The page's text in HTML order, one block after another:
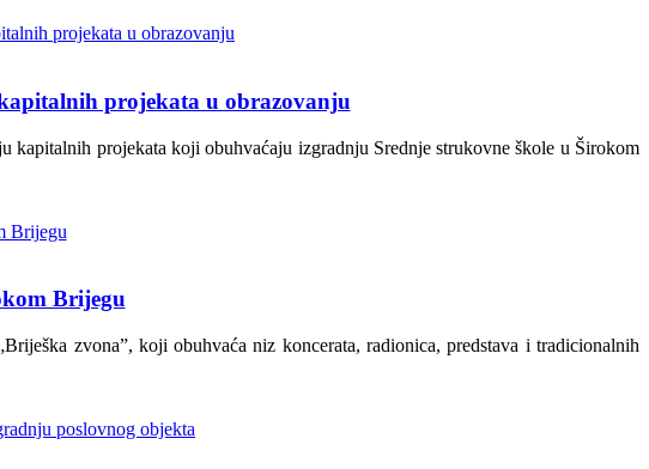
projekata u obrazovanju
projekata koji obuhvaćaju izgradnju Srednje strukovne škole u Širokom
Brijegu
zvona”, koji obuhvaća niz koncerata, radionica, predstava i tradicionalnih